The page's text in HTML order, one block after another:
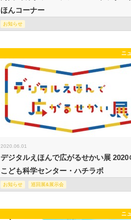
ほんコーナー
お知らせ
ニ
2020.06.01
デジタルえほんで広がるせかい展 2020
こども科学センター・ハチラボ
お知らせ 巡回展&展示会
ニ